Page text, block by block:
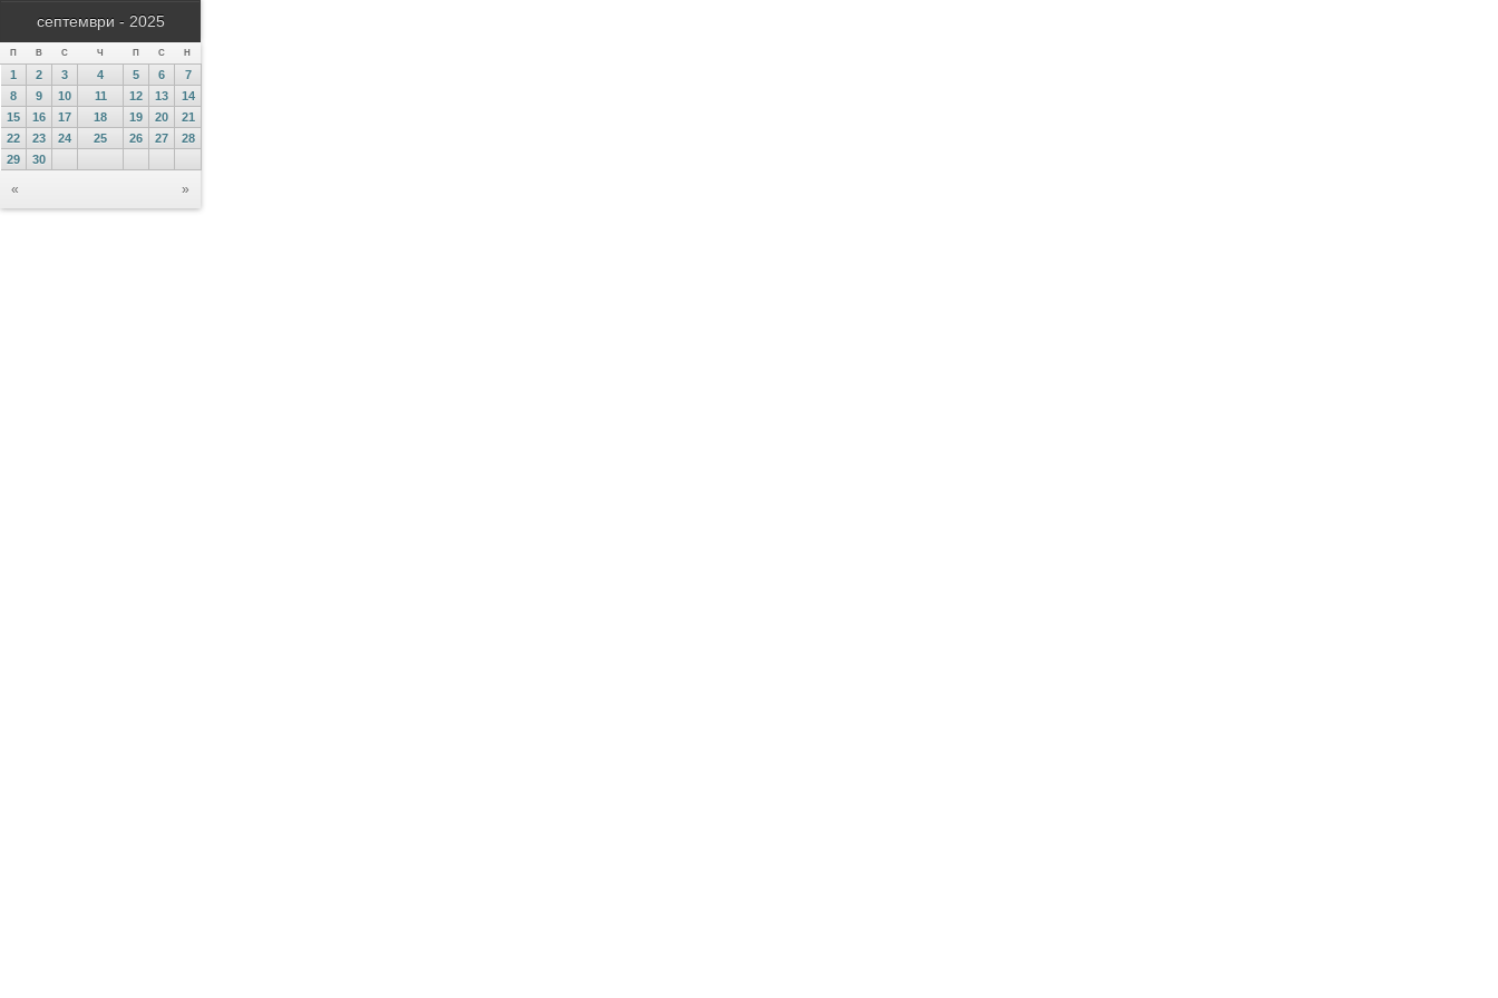
септември - 2025
П В С Ч П С Н
« »
1 2 3 4 5 6
7
8
9 10 11 12 13
14
15
16 17 18 19 20
21
22
23 24 25 26 27
28
29
30